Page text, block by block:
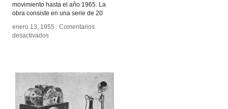
movimiento hasta el año 1965. La
obra consiste en una serie de 20
enero 13, 1955 / Comentarios
desactivadosen
enero 13, 1955 / Comentarios
desactivadosen